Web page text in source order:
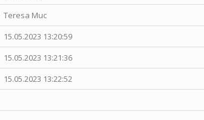
Teresa Muc
15.05.2023 13:20:59
15.05.2023 13:21:36
15.05.2023 13:22:52